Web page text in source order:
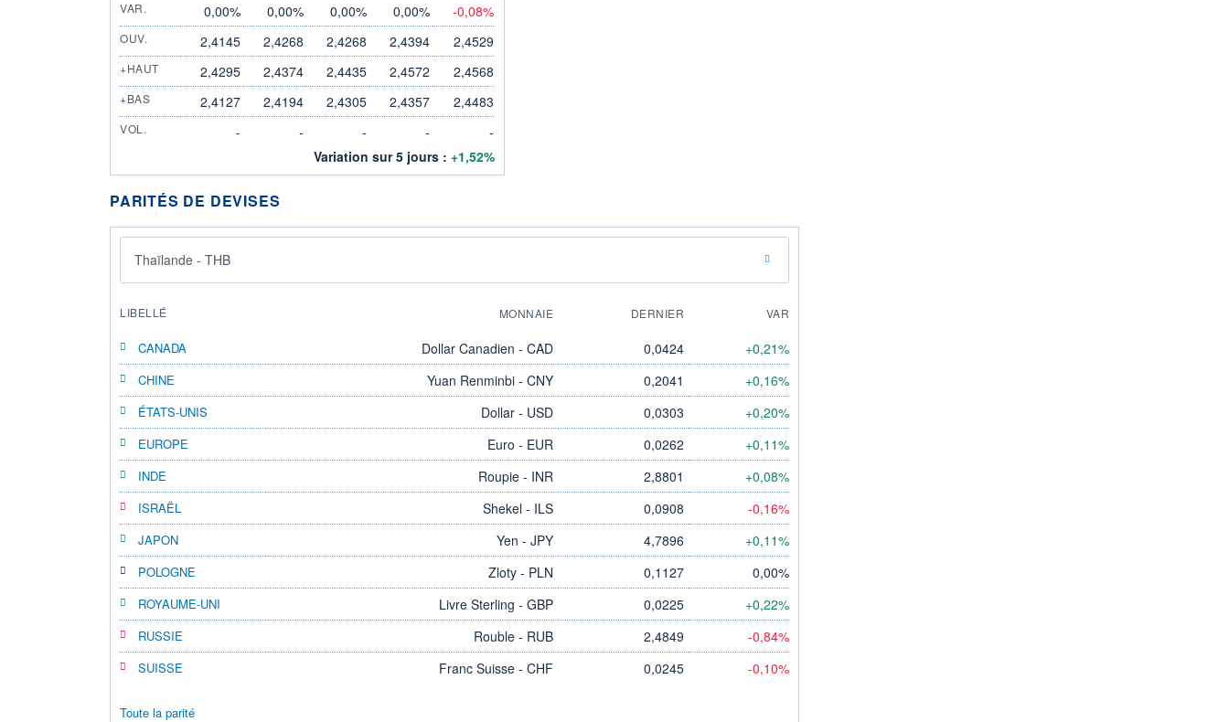
VAR. 0,00% 0,00% 0,00% 0,00% -0,08%
OUV. 2,4145 2,4268 2,4268 2,4394 2,4529
+HAUT 2,4295 2,4374 2,4435 2,4572 2,4568
+BAS 2,4127 2,4194 2,4305 2,4357 2,4483
VOL. - - - -
-
Variation sur 5 jours : +1,52%
PARITÉS DE DEVISES
Thaïlande - THB
LIBELLÉ MONNAIE DERNIER VAR
CANADA Dollar Canadien - CAD 0,0424 +0,21%
CHINE Yuan Renminbi - CNY 0,2041 +0,16%
ÉTATS-UNIS Dollar - USD 0,0303 +0,20%
EUROPE Euro - EUR 0,0262 +0,11%
INDE Roupie - INR 2,8801 +0,08%
ISRAËL Shekel - ILS 0,0908 -0,16%
JAPON Yen - JPY 4,7896 +0,11%
POLOGNE Zloty - PLN 0,1127 0,00%
ROYAUME-UNI Livre Sterling - GBP 0,0225 +0,22%
RUSSIE Rouble - RUB 2,4849 -0,84%
SUISSE Franc Suisse - CHF 0,0245 -0,10%
Toute la parité